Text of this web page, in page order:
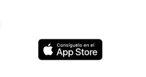
Descárgala